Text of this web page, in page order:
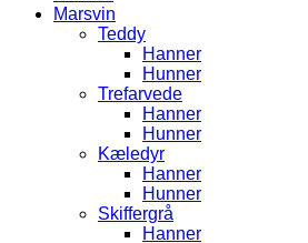
Marsvin
Teddy
Hanner
Hunner
Trefarvede
Hanner
Hunner
Kæledyr
Hanner
Hunner
Skiffergrå
Hanner